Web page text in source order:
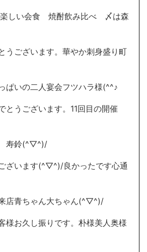
しい会食 焼酎飲み比べ 〆は森
うございます。華やか刺身盛り町
ぱいの二人宴会フツハラ様(^^♪
とうございます。11回目の開催
寿鈴(^▽^)/
ざいます(^▽^)/良かったです心通
店青ちゃん大ちゃん(^▽^)/
様お久し振りです。朴様美人奥様